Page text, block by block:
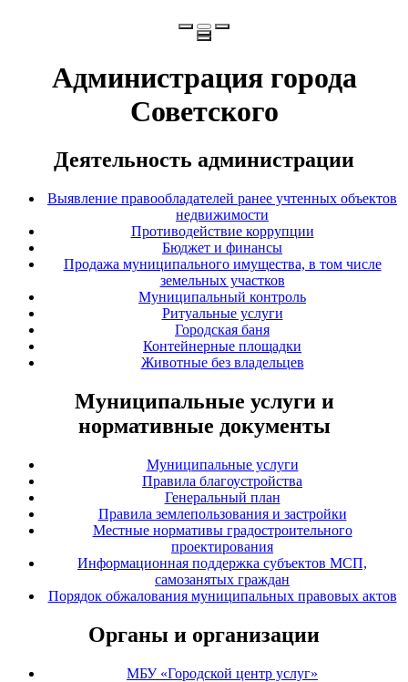
Администрация города
Советского
Деятельность администрации
Выявление правообладателей ранее учтенных объектов
недвижимости
Противодействие коррупции
Бюджет и финансы
Продажа муниципального имущества, в том числе
земельных участков
Муниципальный контроль
Ритуальные услуги
Городская баня
Контейнерные площадки
Животные без владельцев
Муниципальные услуги и
нормативные документы
Муниципальные услуги
Правила благоустройства
Генеральный план
Правила землепользования и застройки
Местные нормативы градостроительного
проектирования
Информационная поддержка субъектов МСП,
самозанятых граждан
Порядок обжалования муниципальных правовых актов
Органы и организации
МБУ «Городской центр услуг»